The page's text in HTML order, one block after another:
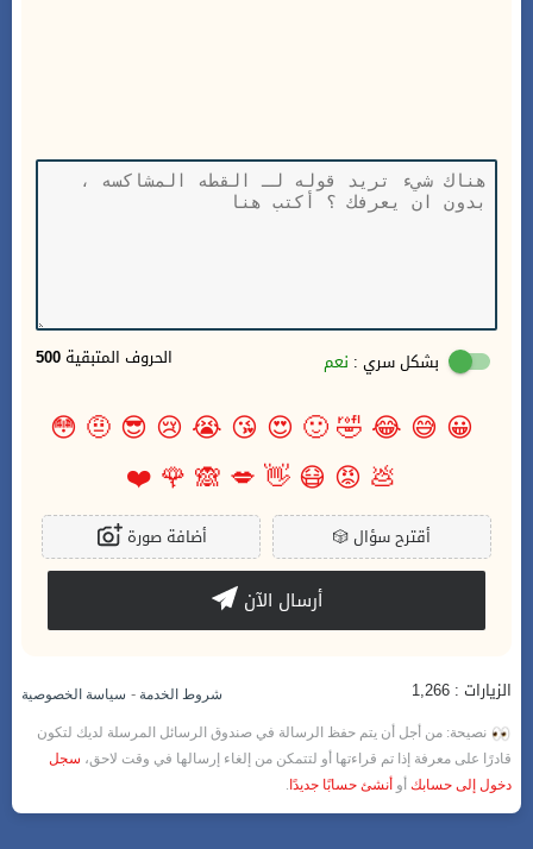
500 الحروف المتبقية بشكل سري : نعم
😀
😅
😂
🤣
🙂
😍
😘
😭
😢
😎
🤨
😳
💩
😡
😷
👋
💋
🙈
🌹
❤️
🎲أقترح سؤال أضافة صورة
أرسال الآن
الزيارات : 1,266 شروط الخدمة - سياسة الخصوصية
نصيحة: من أجل أن يتم حفظ الرسالة في صندوق الرسائل المرسلة لديك لتكون
قادرًا على معرفة إذا تم قراءتها أو لتتمكن من إلغاء إرسالها في وقت لاحق، سجل
دخول إلى حسابك أو أنشئ حسابًا جديدًا .